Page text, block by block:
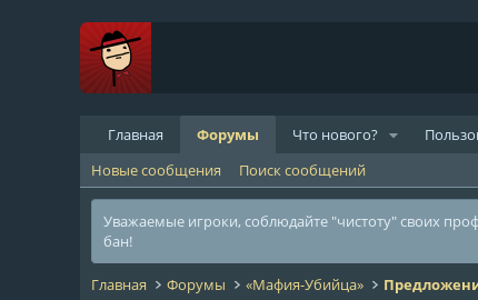
Главная Форумы Что нового?
Новые сообщения
Поиск сообщений
Уважаемые игроки, соблюдайте "чистоту" своих
бан!
Главная Форумы «Мафия-Убийца»